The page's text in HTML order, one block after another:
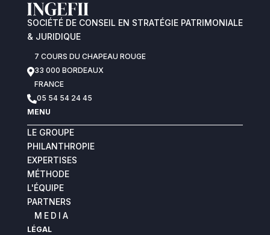
SOCIÉTÉ DE CONSEIL EN STRATÉGIE PATRIMONIALE
& JURIDIQUE

7 COURS DU CHAPEAU ROUGE
33 000 BORDEAUX
FRANCE
05 54 54 24 45
MENU
LE GROUPE
PHILANTHROPIE
EXPERTISES
MÉTHODE
L'ÉQUIPE
PARTNERS
MEDIA
LÉGAL